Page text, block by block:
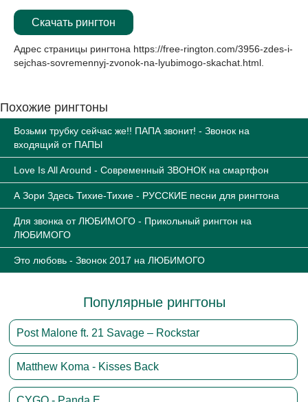
Скачать рингтон
Адрес страницы рингтона https://free-rington.com/3956-zdes-i-
sejchas-sovremennyj-zvonok-na-lyubimogo-skachat.html
Похожие рингтоны
Возьми трубку сейчас же!! ПАПА звонит! - Звонок на
входящий от ПАПЫ
Love Is All Around - Современный ЗВОНОК на смартфон
А Зори Здесь Тихие-Тихие - РУССКИЕ песни для рингтона
Для звонка от ЛЮБИМОГО - Прикольный рингтон на
ЛЮБИМОГО
Это любовь - Звонок 2017 на ЛЮБИМОГО
Популярные рингтоны
Post Malone ft. 21 Savage – Rockstar
Matthew Koma - Kisses Back